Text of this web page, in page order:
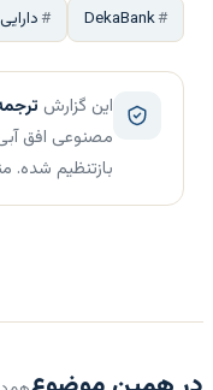
DekaBank
این گزارش
مصنوعی افق
بازتنظیم شده.